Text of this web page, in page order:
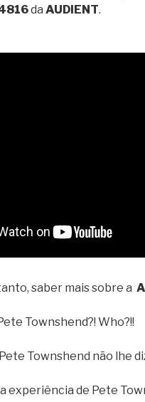
da AUDIENT.
saber mais sobre a
Townshend?! Who?!!
Townshend não lhe
experiência de Pete